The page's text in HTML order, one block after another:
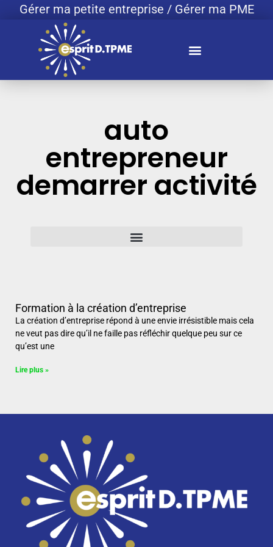
Gérer ma petite entreprise / Gérer ma PME
auto
entrepreneur
demarrer activité
Formation à la création d’entreprise
La création d’entreprise répond à une envie irrésistible mais cela
ne veut pas dire qu’il ne faille pas réfléchir quelque peu sur ce
qu’est une
Lire plus »